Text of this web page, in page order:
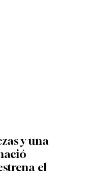
y una
el